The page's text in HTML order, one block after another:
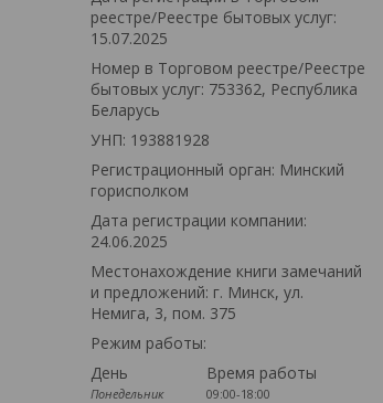
реестре/Реестре бытовых услуг:
15.07.2025
Номер в Торговом реестре/Реестре
бытовых услуг: 753362, Республика
Беларусь
УНП: 193881928
Регистрационный орган: Минский
горисполком
Дата регистрации компании:
24.06.2025
Местонахождение книги замечаний
и предложений: г. Минск, ул.
Немига, 3, пом. 375
Режим работы:
День
Время работы
Понедельник
09:00-18:00